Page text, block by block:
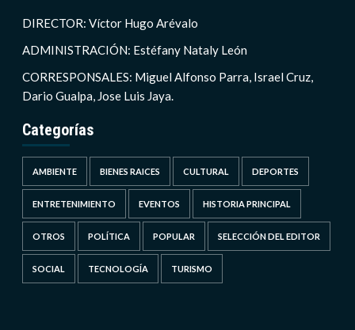
DIRECTOR: Víctor Hugo Arévalo
ADMINISTRACIÓN: Estéfany Nataly León
CORRESPONSALES: Miguel Alfonso Parra, Israel Cruz,
Dario Gualpa, Jose Luis Jaya.
Categorías
AMBIENTE BIENES RAICES CULTURAL DEPORTES
ENTRETENIMIENTO EVENTOS HISTORIA PRINCIPAL
OTROS POLÍTICA POPULAR SELECCIÓN DEL EDITOR
SOCIAL TECNOLOGÍA TURISMO